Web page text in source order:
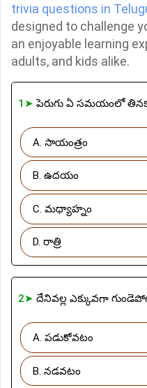
trivia questions in
designed to challenge
an enjoyable learning
adults, and kids alike.
1➤పెరుగు ఏ సమయంలో
A. సాయంత్రం
B. ఉదయం
C. మధ్యాహ్నం
D. రాత్రి
2➤ దేనివల్ల ఎక్కువగా
A. పడుకోవటం
B. నడవటం